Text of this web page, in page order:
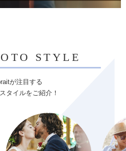
STYLE
が注目する
タイルをご紹介！